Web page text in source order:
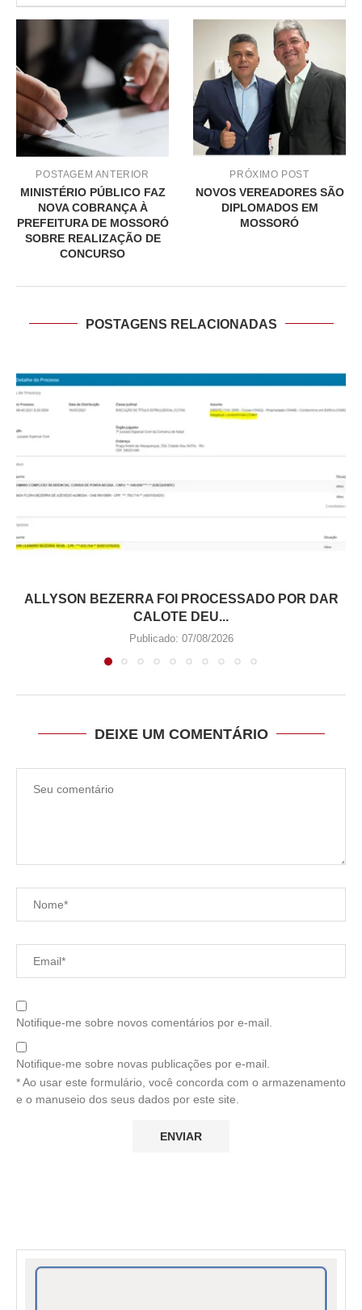
POSTAGEM ANTERIOR
MINISTÉRIO PÚBLICO FAZ
NOVA COBRANÇA À
PREFEITURA DE MOSSORÓ
SOBRE REALIZAÇÃO DE
CONCURSO
PRÓXIMO POST
NOVOS VEREADORES SÃO
DIPLOMADOS EM
MOSSORÓ
POSTAGENS RELACIONADAS
ALLYSON BEZERRA FOI PROCESSADO POR DAR
CALOTE DEU...
Publicado: 07/08/2026
DEIXE UM COMENTÁRIO
Notifique-me sobre novos comentários por e-mail.
Notifique-me sobre novas publicações por e-mail.
* Ao usar este formulário, você concorda com o armazenamento
e o manuseio dos seus dados por este site.